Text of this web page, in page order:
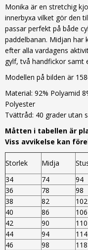
Monika är en stretchig
innerbyxa vilket gör den
passar perfekt på både
paddelbanan. Midjan har
efter alla vardagens
gylf, två handfickor samt
Modellen på bilden är
Material: 92% Polyamid
Polyester
Tvättråd: 40 grader utan
Måtten i tabellen är
Viss avvikelse kan
Storlek Midja
34
74 94
36
78 98
38
82 102
40
86 106
42
90 110
44
94 114
46
98 118